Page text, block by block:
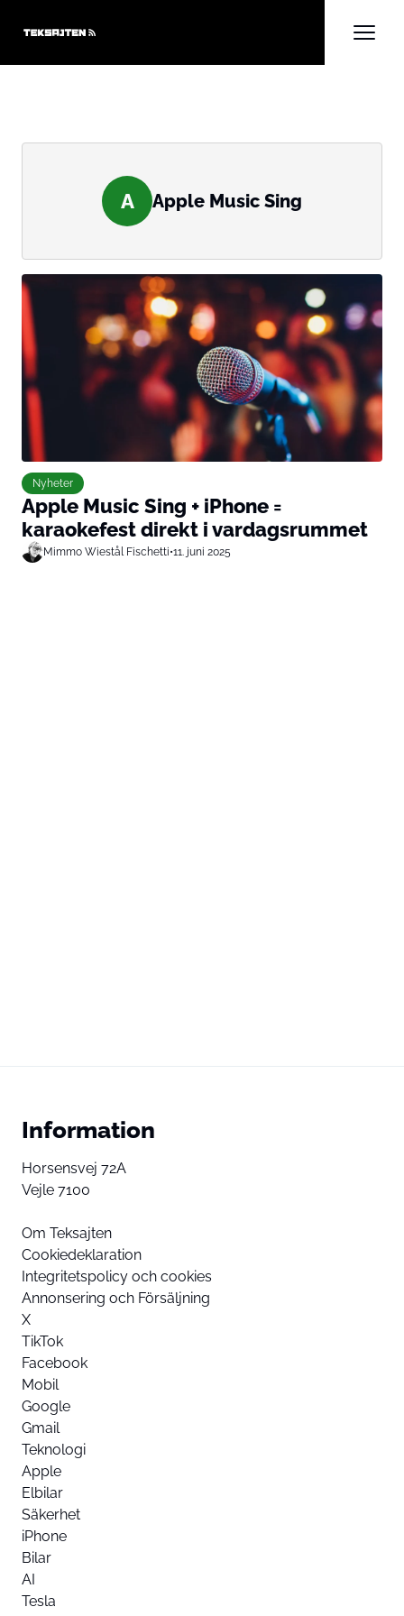
A Apple Music Sing
Nyheter
Apple Music Sing + iPhone =
karaokefest direkt i vardagsrummet
Mimmo Wiestål Fischetti•11. juni 2025
Information
Horsensvej 72A
Vejle 7100
Om Teksajten
Cookiedeklaration
Integritetspolicy och cookies
Annonsering och Försäljning
X
TikTok
Facebook
Mobil
Google
Gmail
Teknologi
Apple
Elbilar
Säkerhet
iPhone
Bilar
AI
Tesla